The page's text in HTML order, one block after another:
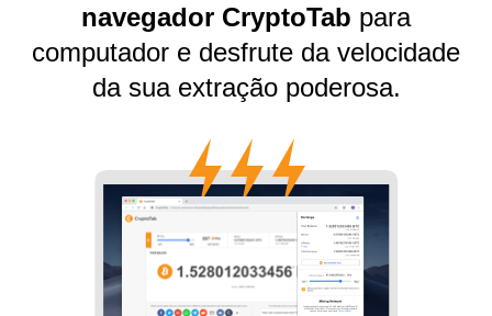
navegador CryptoTab para
computador e desfrute da velocidade
da sua extração poderosa.